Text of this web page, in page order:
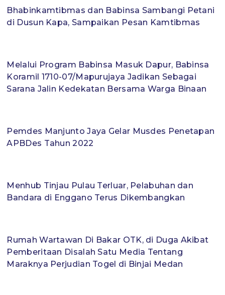
Bhabinkamtibmas dan Babinsa Sambangi Petani
di Dusun Kapa, Sampaikan Pesan Kamtibmas
Melalui Program Babinsa Masuk Dapur, Babinsa
Koramil 1710-07/Mapurujaya Jadikan Sebagai
Sarana Jalin Kedekatan Bersama Warga Binaan
Pemdes Manjunto Jaya Gelar Musdes Penetapan
APBDes Tahun 2022
Menhub Tinjau Pulau Terluar, Pelabuhan dan
Bandara di Enggano Terus Dikembangkan
Rumah Wartawan Di Bakar OTK, di Duga Akibat
Pemberitaan Disalah Satu Media Tentang
Maraknya Perjudian Togel di Binjai Medan